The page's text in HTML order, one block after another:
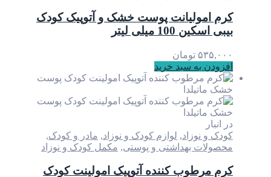
کرم امولیانت پوست خشک و آتوپیک کودک
بیبی اسکین 100 میلی لیتر
۵۳۵,۰۰۰ تومان
افزودن به سبد خرید
در انبار
کودک و نوزاد, لوازم کودک و نوزاد, مادر و کودک,
محصولات بهداشتی و پوستی, مکمل کودک و نوزاد
کرم مرطوب کننده آتوپیک امولینت کودک